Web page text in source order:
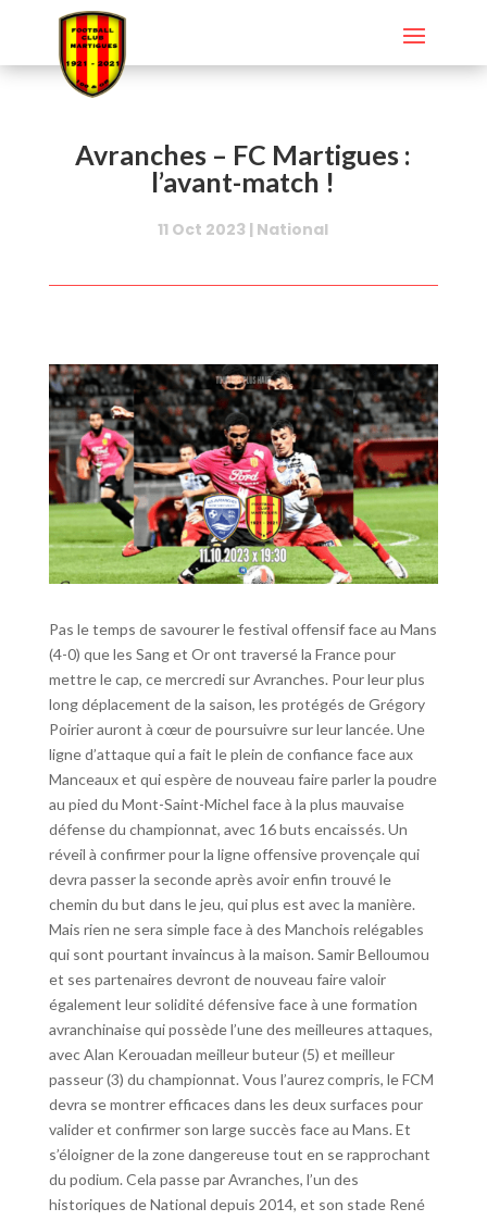
Avranches – FC Martigues :
l’avant-match !
11 Oct 2023 | National
Pas le temps de savourer le festival offensif face au Mans
(4-0) que les Sang et Or ont traversé la France pour
mettre le cap, ce mercredi sur Avranches. Pour leur plus
long déplacement de la saison, les protégés de Grégory
Poirier auront à cœur de poursuivre sur leur lancée. Une
ligne d’attaque qui a fait le plein de confiance face aux
Manceaux et qui espère de nouveau faire parler la poudre
au pied du Mont-Saint-Michel face à la plus mauvaise
défense du championnat, avec 16 buts encaissés. Un
réveil à confirmer pour la ligne offensive provençale qui
devra passer la seconde après avoir enfin trouvé le
chemin du but dans le jeu, qui plus est avec la manière.
Mais rien ne sera simple face à des Manchois relégables
qui sont pourtant invaincus à la maison. Samir Belloumou
et ses partenaires devront de nouveau faire valoir
également leur solidité défensive face à une formation
avranchinaise qui possède l’une des meilleures attaques,
avec Alan Kerouadan meilleur buteur (5) et meilleur
passeur (3) du championnat. Vous l’aurez compris, le FCM
devra se montrer efficaces dans les deux surfaces pour
valider et confirmer son large succès face au Mans. Et
s’éloigner de la zone dangereuse tout en se rapprochant
du podium. Cela passe par Avranches, l’un des
historiques de National depuis 2014, et son stade René